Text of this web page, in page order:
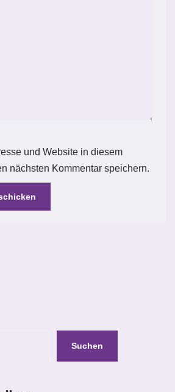
und Website in diesem
nächsten Kommentar speichern.
Suchen